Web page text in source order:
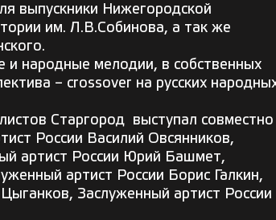
выпускники Нижегородской
им. Л.В.Собинова, а так же
и народные мелодии, в собственных
– crossover на русских
Старгород выступал совместно
России Василий Овсянников,
артист России Юрий Башмет,
артист России Борис Галкин,
Заслуженный артист России